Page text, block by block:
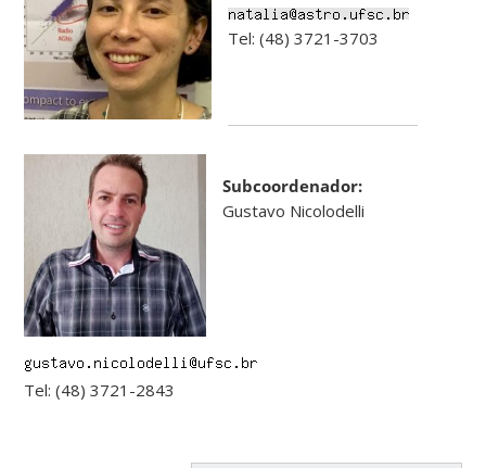
Tel: (48) 3721-3703
Subcoordenador:
Gustavo Nicolodelli
Tel: (48) 3721-2843